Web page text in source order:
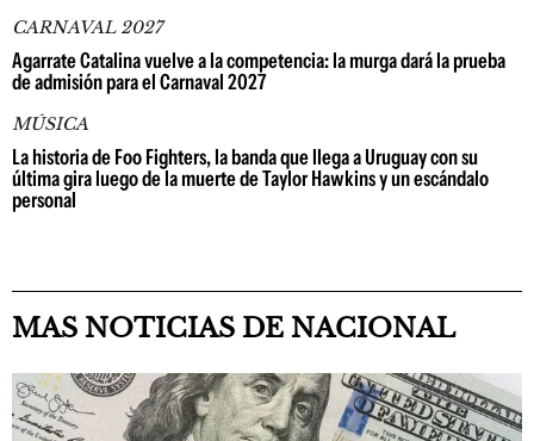
CARNAVAL 2027
Agarrate Catalina vuelve a la competencia: la murga dará la prueba
de admisión para el Carnaval 2027
MÚSICA
La historia de Foo Fighters, la banda que llega a Uruguay con su
última gira luego de la muerte de Taylor Hawkins y un escándalo
personal
MAS NOTICIAS DE NACIONAL